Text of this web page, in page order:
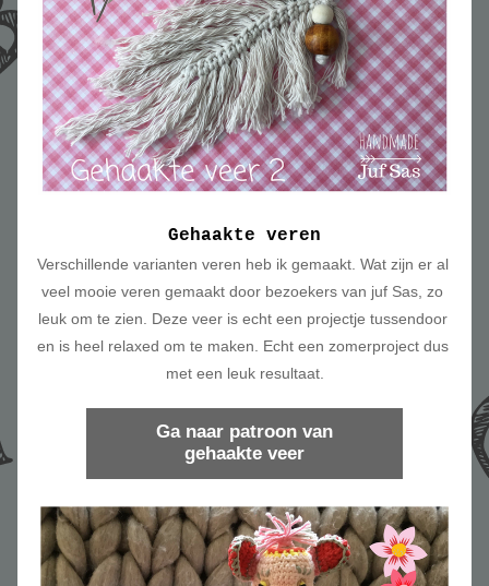
Gehaakte veren
Verschillende varianten veren heb ik gemaakt. Wat zijn er al
veel mooie veren gemaakt door bezoekers van juf Sas, zo
leuk om te zien. Deze veer is echt een projectje tussendoor
en is heel relaxed om te maken. Echt een zomerproject dus
met een leuk resultaat.
Ga naar patroon van
gehaakte veer